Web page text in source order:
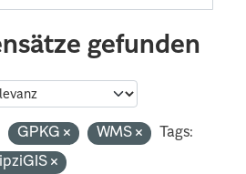
gefunden
GPKG WMS
Tags: